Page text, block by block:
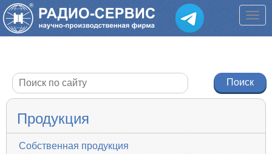
Продукция
Собственная продукция